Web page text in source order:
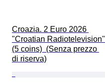
Croazia. 2 Euro 2026
"Croatian Radiotelevision"
(5 coins)  (Senza prezzo
di riserva)